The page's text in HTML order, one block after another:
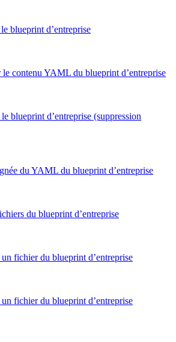
blueprint d’entreprise
le contenu YAML du blueprint d’entreprise
blueprint d’entreprise (suppression
du YAML du blueprint d’entreprise
du blueprint d’entreprise
fichier du blueprint d’entreprise
fichier du blueprint d’entreprise